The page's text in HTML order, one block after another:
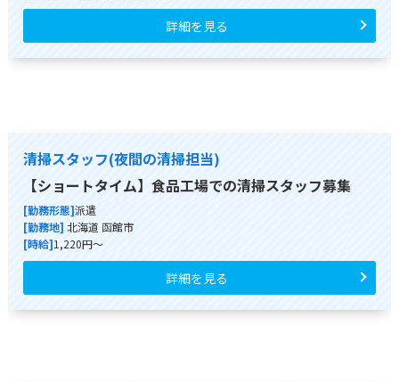
詳細を見る
清掃スタッフ(夜間の清掃担当)
【ショートタイム】食品工場での清掃スタッフ募集
[勤務形態]派遣
[勤務地] 北海道 函館市
[時給]1,220円～
詳細を見る